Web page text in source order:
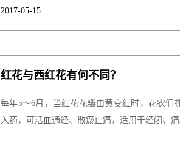
征，仔细加以鉴别。
2017-05-15
红花与西红花有何不同？
每年5～6月，当红花花瓣由黄变红时，花农
入药，可活血通经、散瘀止痛，适用于经闭、